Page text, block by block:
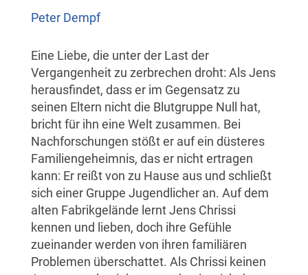
Peter Dempf
Eine Liebe, die unter der Last der
Vergangenheit zu zerbrechen droht: Als Jens
herausfindet, dass er im Gegensatz zu
seinen Eltern nicht die Blutgruppe Null hat,
bricht für ihn eine Welt zusammen. Bei
Nachforschungen stößt er auf ein düsteres
Familiengeheimnis, das er nicht ertragen
kann: Er reißt von zu Hause aus und schließt
sich einer Gruppe Jugendlicher an. Auf dem
alten Fabrikgelände lernt Jens Chrissi
kennen und lieben, doch ihre Gefühle
zueinander werden von ihren familiären
Problemen überschattet. Als Chrissi keinen